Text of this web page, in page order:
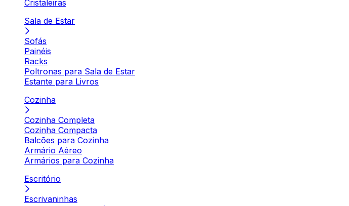
Cristaleiras
Sala de Estar
Sofás
Painéis
Racks
Poltronas para Sala de Estar
Estante para Livros
Cozinha
Cozinha Completa
Cozinha Compacta
Balcões para Cozinha
Armário Aéreo
Armários para Cozinha
Escritório
Escrivaninhas